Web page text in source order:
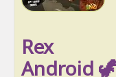
Rex
Android